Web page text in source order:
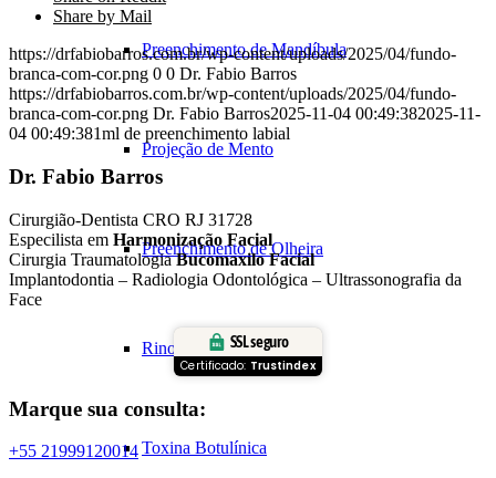
Preenchimento de Mandíbula
Projeção de Mento
Preenchimento de Olheira
Rinomodelação
Toxina Botulínica
Share by Mail
https://drfabiobarros.com.br/wp-content/uploads/2025/04/fundo-
branca-com-cor.png 0 0 Dr. Fabio Barros
https://drfabiobarros.com.br/wp-content/uploads/2025/04/fundo-
branca-com-cor.png Dr. Fabio Barros2025-11-04 00:49:382025-11-
04 00:49:381ml de preenchimento labial
Dr. Fabio Barros
Cirurgião-Dentista CRO RJ 31728
Especilista em Harmonização Facial
Cirurgia TraumatologiaBucomaxilo Facial
Implantodontia – Radiologia Odontológica – Ultrassonografia da
Face
SSL seguro
Certificado: Trustindex
Marque sua consulta:
+55 21999120014